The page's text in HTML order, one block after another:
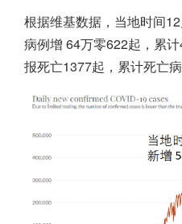
根据维基数据，当地时间
病例增 64万零622起，累
报死亡1377起，累计死亡